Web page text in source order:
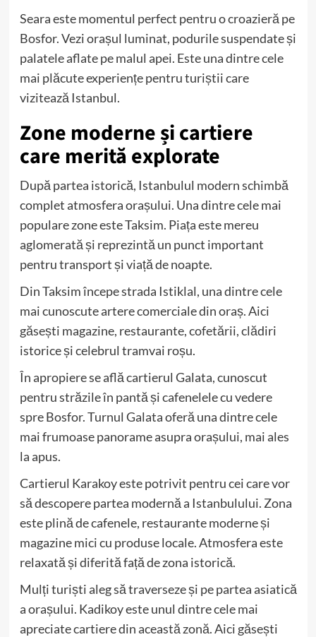
Seara este momentul perfect pentru o croazieră pe
Bosfor. Vezi orașul luminat, podurile suspendate și
palatele aflate pe malul apei. Este una dintre cele
mai plăcute experiențe pentru turiștii care
vizitează Istanbul.
Zone moderne și cartiere
care merită explorate
După partea istorică, Istanbulul modern schimbă
complet atmosfera orașului. Una dintre cele mai
populare zone este Taksim. Piața este mereu
aglomerată și reprezintă un punct important
pentru transport și viață de noapte.
Din Taksim începe strada Istiklal, una dintre cele
mai cunoscute artere comerciale din oraș. Aici
găsești magazine, restaurante, cofetării, clădiri
istorice și celebrul tramvai roșu.
În apropiere se află cartierul Galata, cunoscut
pentru străzile în pantă și cafenelele cu vedere
spre Bosfor. Turnul Galata oferă una dintre cele
mai frumoase panorame asupra orașului, mai ales
la apus.
Cartierul Karakoy este potrivit pentru cei care vor
să descopere partea modernă a Istanbulului. Zona
este plină de cafenele, restaurante moderne și
magazine mici cu produse locale. Atmosfera este
relaxată și diferită față de zona istorică.
Mulți turiști aleg să traverseze și pe partea asiatică
a orașului. Kadikoy este unul dintre cele mai
apreciate cartiere din această zonă. Aici găsești